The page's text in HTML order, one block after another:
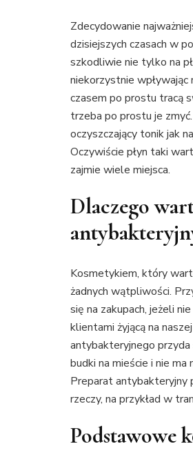
Zdecydowanie
dzisiejszych czasach w
szkodliwie nie tylko na
niekorzystnie
czasem po prostu tracą
trzeba po prostu je
oczyszczający tonik jak
Oczywiście płyn taki
zajmie wiele miejsca.
Dlaczego
Kosmetykiem, który
żadnych wątpliwości.
się na zakupach, jeżeli
klientami żyjącą na
antybakteryjnego przyda
budki na mieście i nie
Preparat antybakteryjny
rzeczy, na przykład w
Podstawowe